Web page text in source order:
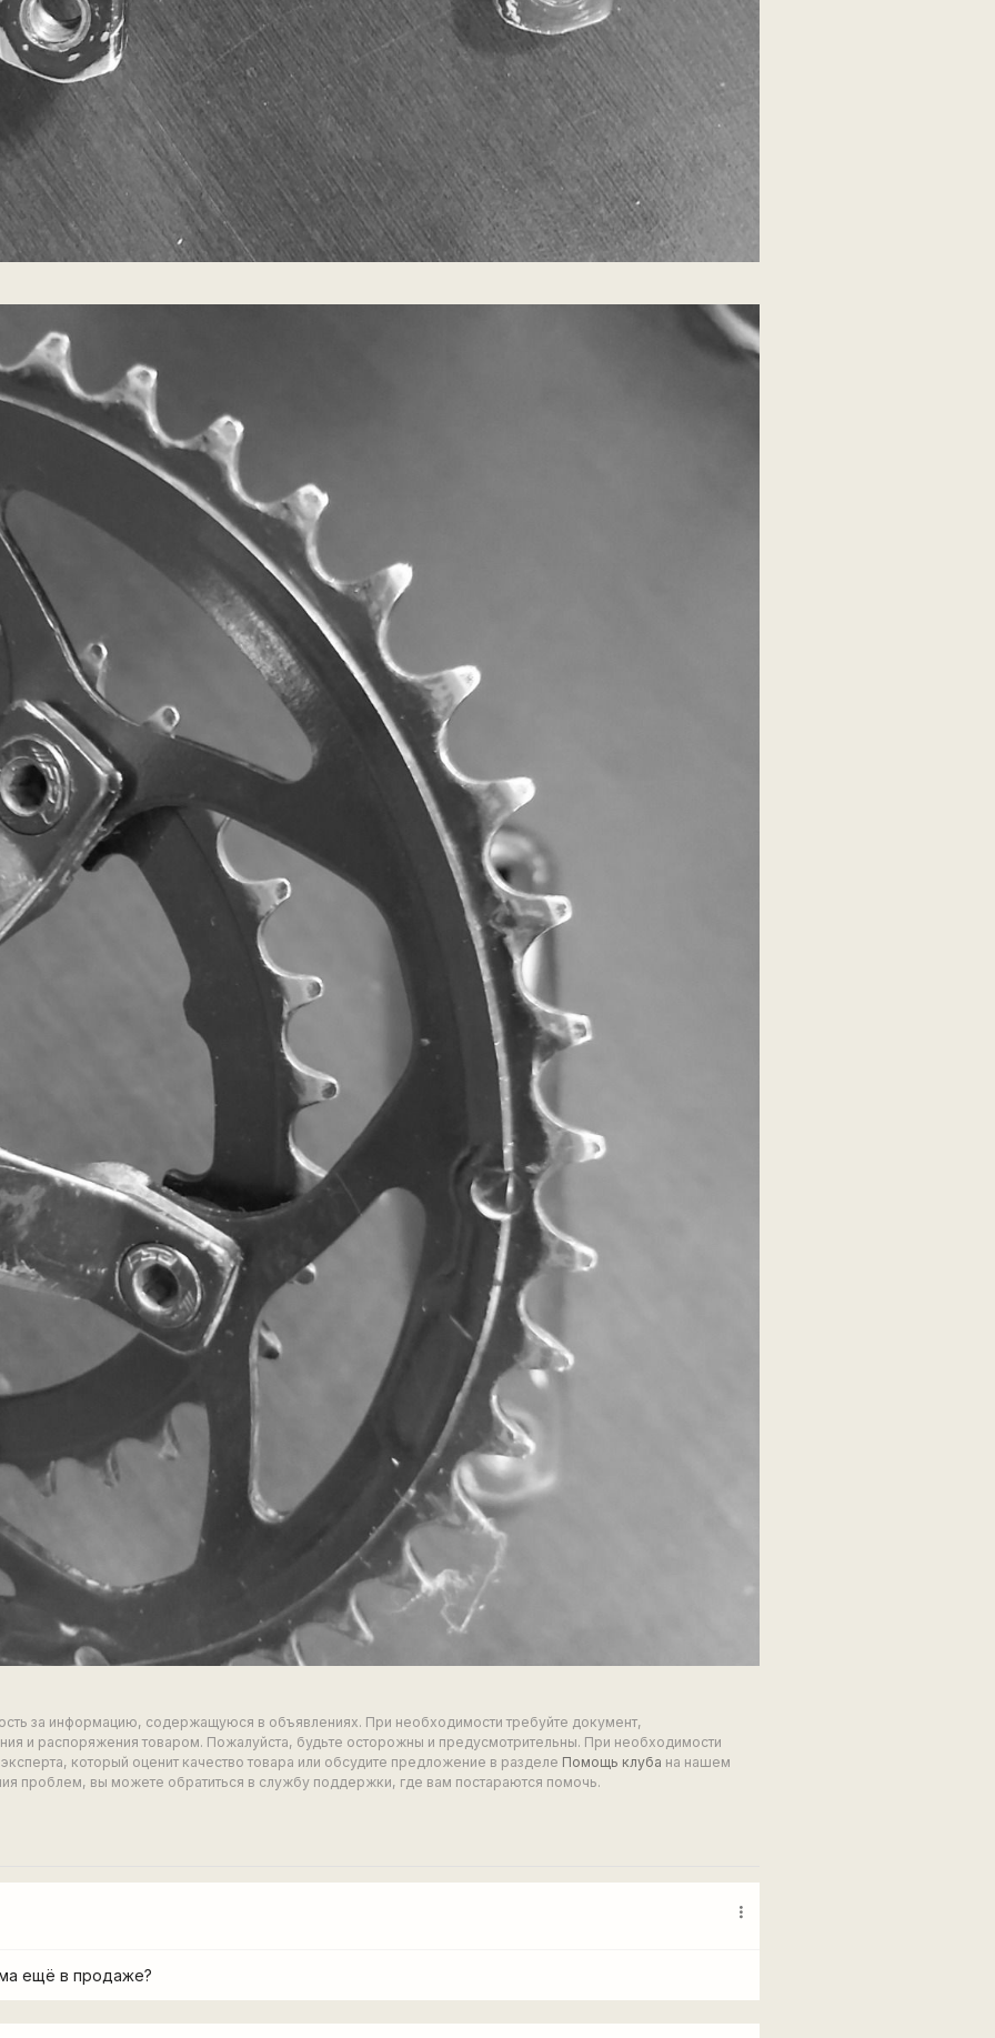
за информацию, содержащуюся в объявлениях. При необходимости требуйте документ,
и распоряжения товаром. Пожалуйста, будьте осторожны и предусмотрительны. При необходимости
который оценит качество товара или обсудите предложение в разделе Помощь клуба на нашем
проблем, вы можете обратиться в службу поддержки, где вам постараются помочь.
more_vert
ещё в продаже?